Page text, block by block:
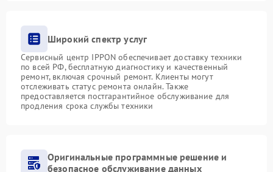
Широкий спектр услуг
Сервисный центр IPPON обеспечивает доставку техники
по всей РФ, бесплатную диагностику и качественный
ремонт, включая срочный ремонт. Клиенты могут
отслеживать статус ремонта онлайн. Также
предоставляется постгарантийное обслуживание для
продления срока службы техники
Оригинальные программные решение и
безопасное обслуживание данных